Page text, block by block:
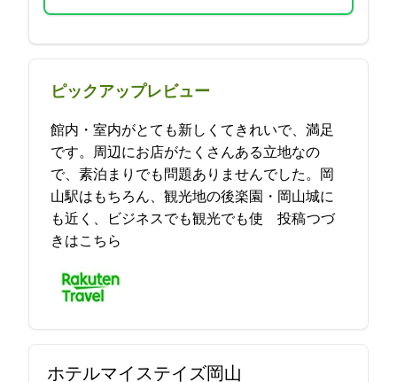
ピックアップレビュー
館内・室内がとても新しくてきれいで、満足
です。周辺にお店がたくさんある立地なの
で、素泊まりでも問題ありませんでした。岡
山駅はもちろん、観光地の後楽園・岡山城に
も近く、ビジネスでも観光でも使… 2024-04-13 05:58:21投稿つづ
きはこちら
ホテルマイステイズ岡山